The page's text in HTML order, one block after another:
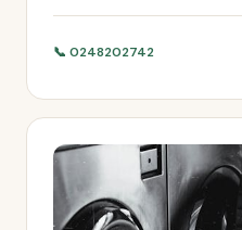
📞 0248202742